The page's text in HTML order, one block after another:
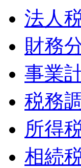
法人
財務
事業
税務
所得
相続